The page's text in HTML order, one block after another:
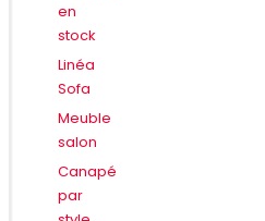
en
stock
Linéa
Sofa
Meuble
salon
Canapé
par